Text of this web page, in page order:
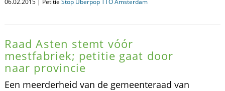
06.02.2015 | Petitie Stop Uberpop TTO Amsterdam
Raad Asten stemt vóór
mestfabriek; petitie gaat door
naar provincie
Een meerderheid van de gemeenteraad van